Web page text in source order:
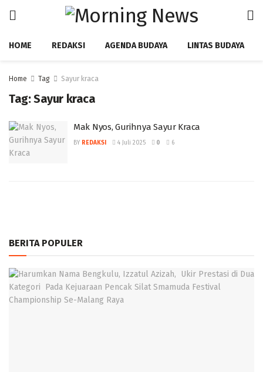
HOME REDAKSI AGENDA BUDAYA LINTAS BUDAYA
Home Tag Sayur kraca
Tag:Sayur kraca
Mak Nyos, Gurihnya Sayur Kraca
BY REDAKSI 4 Juli 2025 0 6
BERITA POPULER